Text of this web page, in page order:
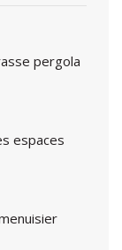
pergola
espaces